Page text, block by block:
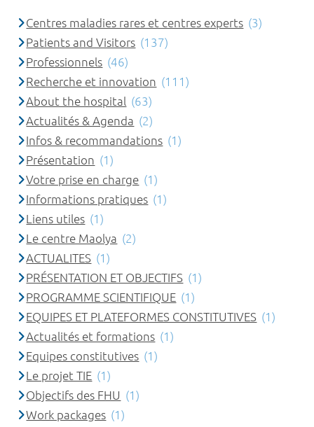
Centres maladies rares et centres experts (3)
Patients and Visitors (137)
Professionnels (46)
Recherche et innovation (111)
About the hospital (63)
Actualités & Agenda (2)
Infos & recommandations (1)
Présentation (1)
Votre prise en charge (1)
Informations pratiques (1)
Liens utiles (1)
Le centre Maolya (2)
ACTUALITES (1)
PRÉSENTATION ET OBJECTIFS (1)
PROGRAMME SCIENTIFIQUE (1)
EQUIPES ET PLATEFORMES CONSTITUTIVES (1)
Actualités et formations (1)
Equipes constitutives (1)
Le projet TIE (1)
Objectifs des FHU (1)
Work packages (1)